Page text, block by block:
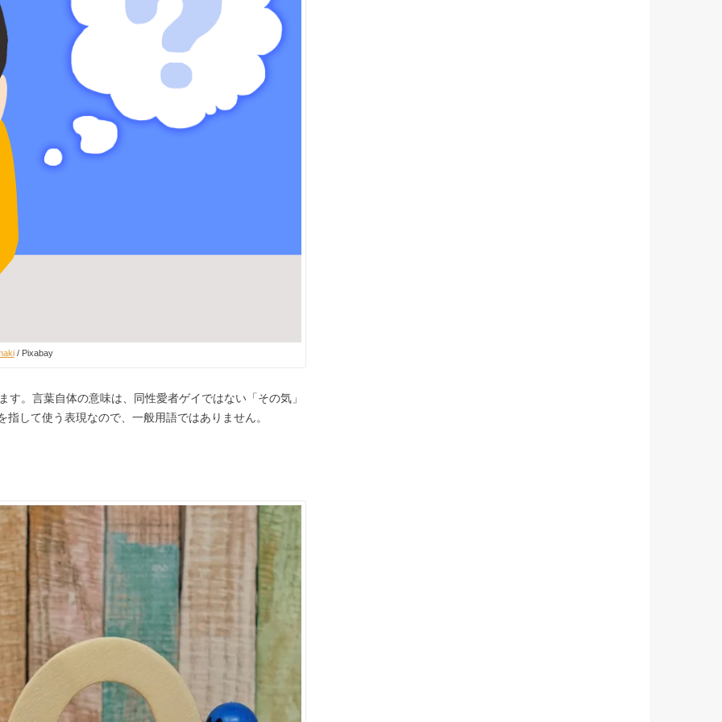
/ Pixabay
。言葉自体の意味は、同性愛者ゲイではない「その気」
して使う表現なので、一般用語ではありません。